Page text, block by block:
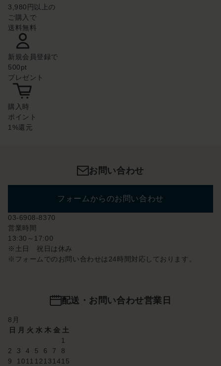
3,980円以上の
ご購入で
送料無料
新規会員登録で
500pt
プレゼント
購入時
ポイント
1%還元
お問い合わせ
フォームからのお問い合わせ
03-6908-8370
営業時間
13:30～17:00
※土日 祝日は休み
※フォームでのお問い合わせは24時間対応しております。
配送・お問い合わせ営業日
8 月
日
月 火 水 木 金 土
1
2
3 4 5 6 7
8
9
10 11 12 13 14 15